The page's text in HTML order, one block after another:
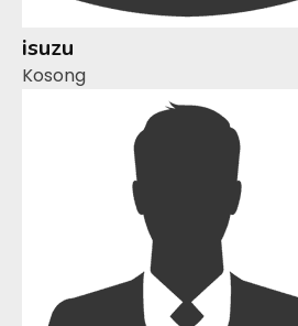
isuzu
Kosong